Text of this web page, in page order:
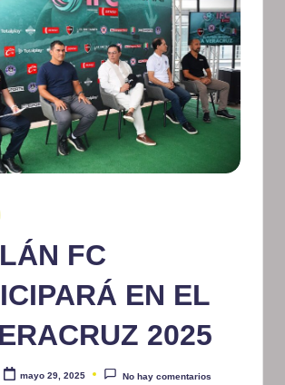
FC
EN EL
2025
mayo 29, 2025 No hay comentarios